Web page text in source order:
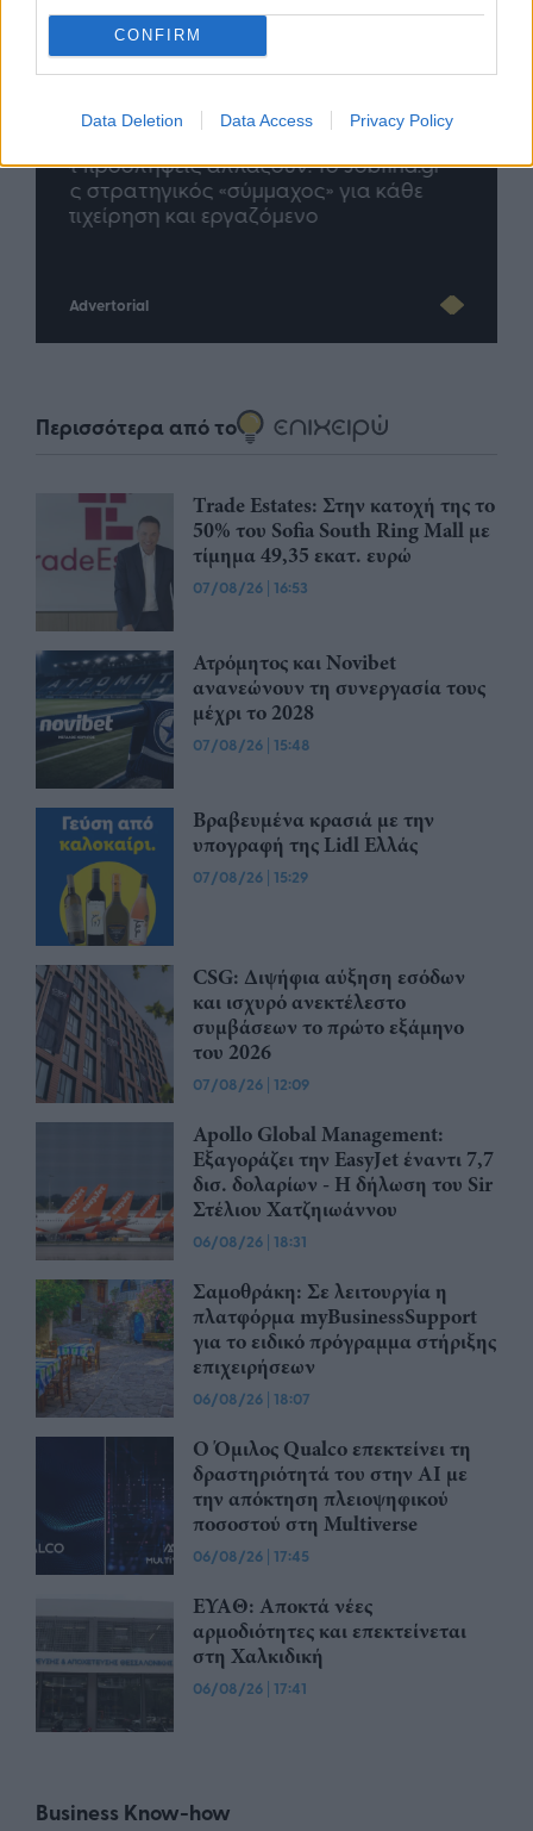
CONFIRM
Data Deletion Data Access Privacy Policy
TP Greece: Πώς διαμορφώνεται το
μέλλον του Insurance στην εποχή του AI
Η
Advertorial
Περισσότερα από το
Trade Estates: Στην κατοχή της το
50% του Sofia South Ring Mall με
τίμημα 49,35 εκατ. ευρώ
07/08/26 | 16:53
Ατρόμητος και Novibet
ανανεώνουν τη συνεργασία τους
μέχρι το 2028
07/08/26 | 15:48
Βραβευμένα κρασιά με την
υπογραφή της Lidl Ελλάς
07/08/26 | 15:29
CSG: Διψήφια αύξηση εσόδων
και ισχυρό ανεκτέλεστο
συμβάσεων το πρώτο εξάμηνο
του 2026
07/08/26 | 12:09
Apollo Global Management:
Εξαγοράζει την EasyJet έναντι 7,7
δισ. δολαρίων - Η δήλωση του Sir
Στέλιου Χατζηιωάννου
06/08/26 | 18:31
Σαμοθράκη: Σε λειτουργία η
πλατφόρμα myBusinessSupport
για το ειδικό πρόγραμμα στήριξης
επιχειρήσεων
06/08/26 | 18:07
Ο Όμιλος Qualco επεκτείνει τη
δραστηριότητά του στην ΑΙ με
την απόκτηση πλειοψηφικού
ποσοστού στη Multiverse
06/08/26 | 17:45
ΕΥΑΘ: Αποκτά νέες
αρμοδιότητες και επεκτείνεται
στη Χαλκιδική
06/08/26 | 17:41
Business Know-how